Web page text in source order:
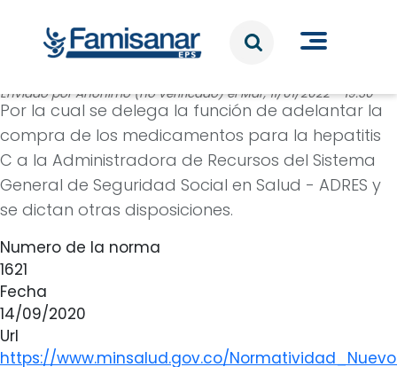
Enviado porAnónimo (no verificado)elMar, 11/01/2022 - 19:30
Por la cual se delega la función de adelantar la
compra de los medicamentos para la hepatitis
C a la Administradora de Recursos del Sistema
General de Seguridad Social en Salud - ADRES y
se dictan otras disposiciones.
Numero de la norma
1621
Fecha
14/09/2020
Url
https://www.minsalud.gov.co/Normatividad_Nuevo/